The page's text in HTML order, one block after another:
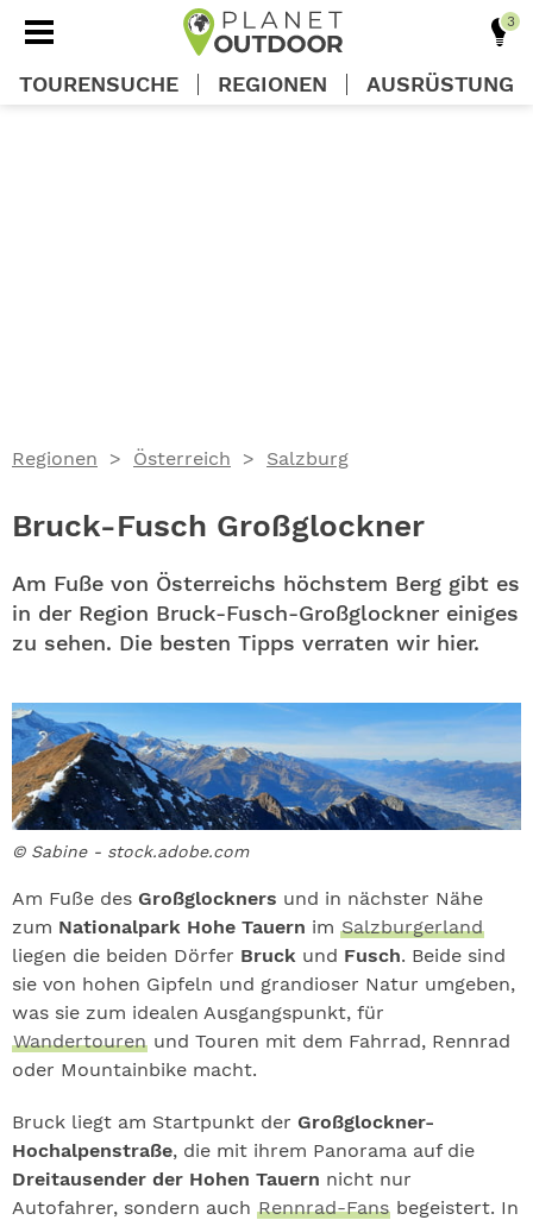
Regionen Österreich Salzburg
Bruck-Fusch Großglockner
Am Fuße von Österreichs höchstem Berg gibt es
in der Region Bruck-Fusch-Großglockner einiges
zu sehen. Die besten Tipps verraten wir hier.
© Sabine - stock.adobe.com
Am Fuße des Großglockners und in nächster Nähe
zum Nationalpark Hohe Tauern im Salzburgerland
liegen die beiden Dörfer Bruck und Fusch. Beide sind
sie von hohen Gipfeln und grandioser Natur umgeben,
was sie zum idealen Ausgangspunkt, für
Wandertouren und Touren mit dem Fahrrad, Rennrad
oder Mountainbike macht.
Bruck liegt am Startpunkt der Großglockner-
Hochalpenstraße, die mit ihrem Panorama auf die
Dreitausender der Hohen Tauern nicht nur
Autofahrer, sondern auch Rennrad-Fans begeistert. In
TOURENSUCHE REGIONEN AUSRÜSTUNG
ABO
GEWINNEN
ALLE THEMEN
SHOP